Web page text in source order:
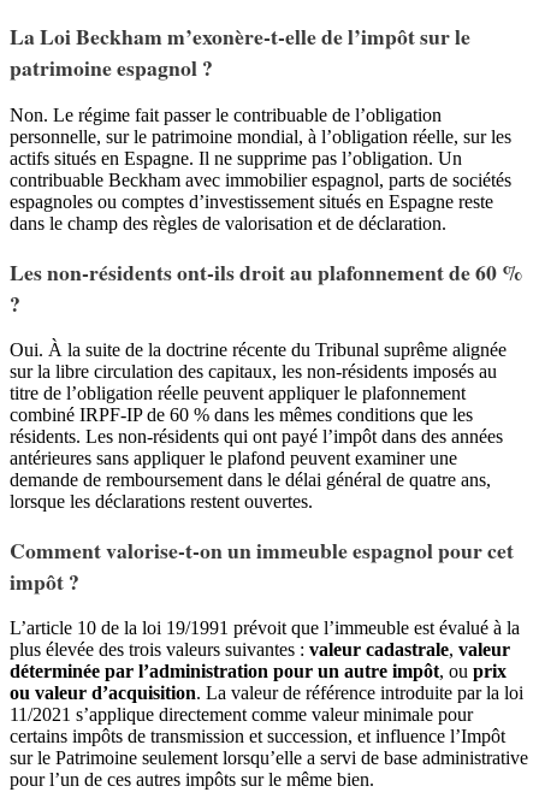
La Loi Beckham m’exonère-t-elle de l’impôt sur le
patrimoine espagnol ?
Non. Le régime fait passer le contribuable de l’obligation
personnelle, sur le patrimoine mondial, à l’obligation réelle, sur les
actifs situés en Espagne. Il ne supprime pas l’obligation. Un
contribuable Beckham avec immobilier espagnol, parts de sociétés
espagnoles ou comptes d’investissement situés en Espagne reste
dans le champ des règles de valorisation et de déclaration.
Les non-résidents ont-ils droit au plafonnement de 60 %
?
Oui. À la suite de la doctrine récente du Tribunal suprême alignée
sur la libre circulation des capitaux, les non-résidents imposés au
titre de l’obligation réelle peuvent appliquer le plafonnement
combiné IRPF-IP de 60 % dans les mêmes conditions que les
résidents. Les non-résidents qui ont payé l’impôt dans des années
antérieures sans appliquer le plafond peuvent examiner une
demande de remboursement dans le délai général de quatre ans,
lorsque les déclarations restent ouvertes.
Comment valorise-t-on un immeuble espagnol pour cet
impôt ?
L’article 10 de la loi 19/1991 prévoit que l’immeuble est évalué à la
plus élevée des trois valeurs suivantes : valeur cadastrale, valeur
déterminée par l’administration pour un autre impôt, ou prix
ou valeur d’acquisition. La valeur de référence introduite par la loi
11/2021 s’applique directement comme valeur minimale pour
certains impôts de transmission et succession, et influence l’Impôt
sur le Patrimoine seulement lorsqu’elle a servi de base administrative
pour l’un de ces autres impôts sur le même bien.